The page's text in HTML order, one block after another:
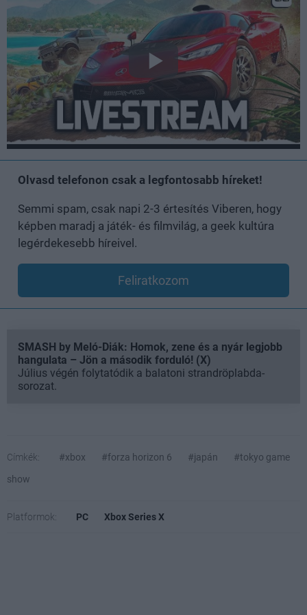
Olvasd telefonon csak a legfontosabb híreket!
Semmi spam, csak napi 2-3 értesítés Viberen, hogy
képben maradj a játék- és filmvilág, a geek kultúra
legérdekesebb híreivel.
Feliratkozom
SMASH by Meló-Diák: Homok, zene és a nyár legjobb
hangulata – Jön a második forduló! (X)
Július végén folytatódik a balatoni strandröplabda-
sorozat.
Címkék: #xbox #forza horizon 6 #japán
#tokyo game
show
Platformok: PC Xbox Series X